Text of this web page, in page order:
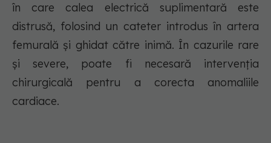
în care calea electrică suplimentară este
distrusă, folosind un cateter introdus în artera
femurală și ghidat către inimă. În cazurile rare
și severe, poate fi necesară intervenția
chirurgicală pentru a corecta anomaliile
cardiace.